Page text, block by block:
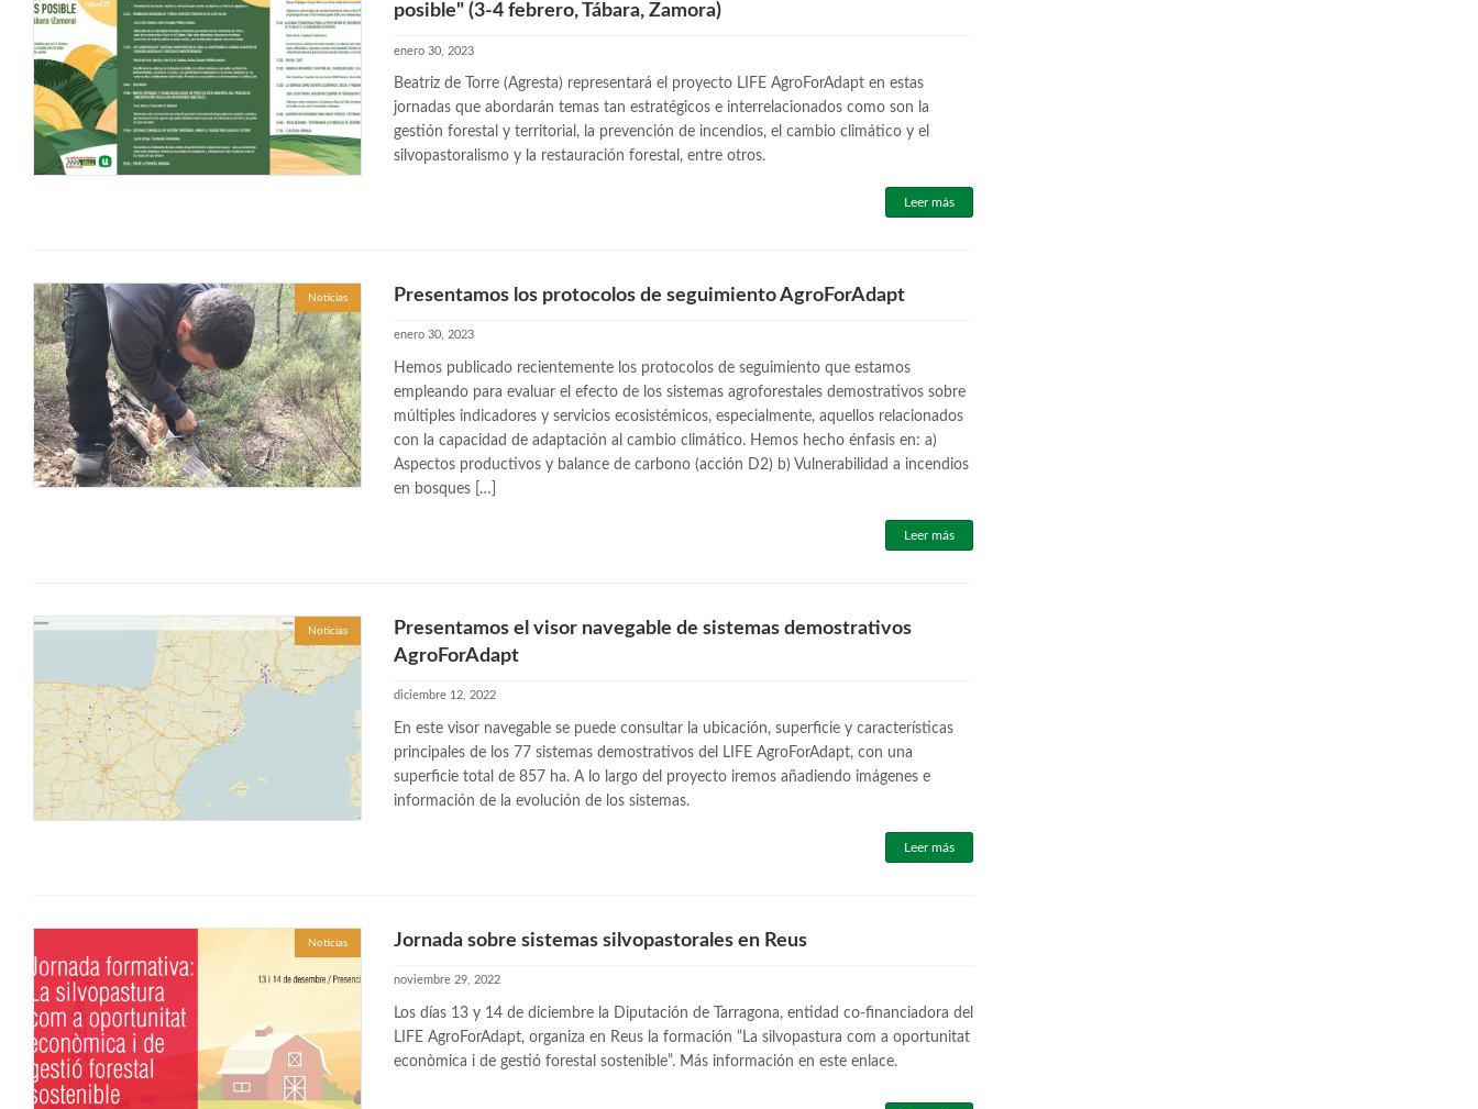
posible" (3-4 febrero, Tábara, Zamora)
enero 30, 2023
Beatriz de Torre (Agresta) representará el proyecto LIFE AgroForAdapt en estas
jornadas que abordarán temas tan estratégicos e interrelacionados como son la
gestión forestal y territorial, la prevención de incendios, el cambio climático y el
silvopastoralismo y la restauración forestal, entre otros.
Leer más
Noticias Presentamos los protocolos de seguimiento AgroForAdapt
enero 30, 2023
Hemos publicado recientemente los protocolos de seguimiento que estamos
empleando para evaluar el efecto de los sistemas agroforestales demostrativos sobre
múltiples indicadores y servicios ecosistémicos, especialmente, aquellos relacionados
con la capacidad de adaptación al cambio climático. Hemos hecho énfasis en: a)
Aspectos productivos y balance de carbono (acción D2) b) Vulnerabilidad a incendios
en bosques […]
Leer más
Noticias
Presentamos el visor navegable de sistemas demostrativos
AgroForAdapt
diciembre 12, 2022
En este visor navegable se puede consultar la ubicación, superficie y características
principales de los 77 sistemas demostrativos del LIFE AgroForAdapt, con una
superficie total de 857 ha. A lo largo del proyecto iremos añadiendo imágenes e
información de la evolución de los sistemas.
Leer más
Noticias Jornada sobre sistemas silvopastorales en Reus
noviembre 29, 2022
Los días 13 y 14 de diciembre la Diputación de Tarragona, entidad co-financiadora del
LIFE AgroForAdapt, organiza en Reus la formación “La silvopastura com a oportunitat
econòmica i de gestió forestal sostenible”. Más información en este enlace.